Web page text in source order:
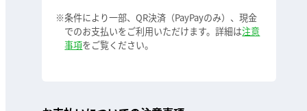
条件により一部、QR決済（PayPayのみ）、現金
でのお支払いをご利用いただけます。詳細は注意
事項をご覧ください。